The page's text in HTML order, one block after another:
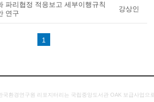
파리협정 적응보고 세부이행규칙
연구
강상인
1
국환경연구원 리포지터리는 국립중앙도서관 OAK 보급사업